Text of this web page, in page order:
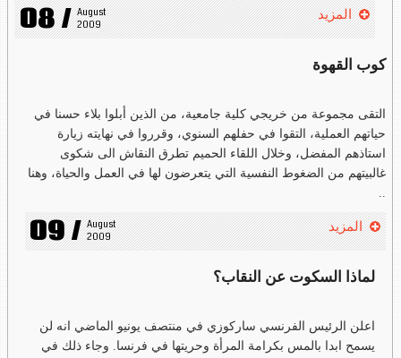
08 / August
2009
المزيد
كوب القهوة
التقى مجموعة من خريجي كلية جامعية، من الذين أبلوا بلاء حسنا في
حياتهم العملية، التقوا في حفلهم السنوي، وقرروا في نهايته زيارة
استاذهم المفضل، وخلال اللقاء الحميم تطرق النقاش الى شكوى
غالبيتهم من الضغوط النفسية التي يتعرضون لها في العمل والحياة، وهنا
..
09 / August
2009
المزيد
لماذا السكوت عن النقاب؟
اعلن الرئيس الفرنسي ساركوزي في منتصف يونيو الماضي انه لن
يسمح ابدا بالمس بكرامة المرأة وحريتها في فرنسا. وجاء ذلك في